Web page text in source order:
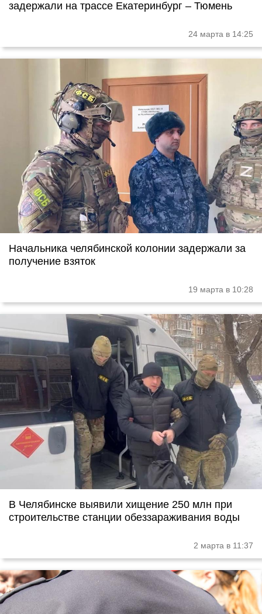
задержали на трассе Екатеринбург – Тюмень
24 марта в 14:25
Начальника челябинской колонии задержали за
получение взяток
19 марта в 10:28
В Челябинске выявили хищение 250 млн при
строительстве станции обеззараживания воды
2 марта в 11:37